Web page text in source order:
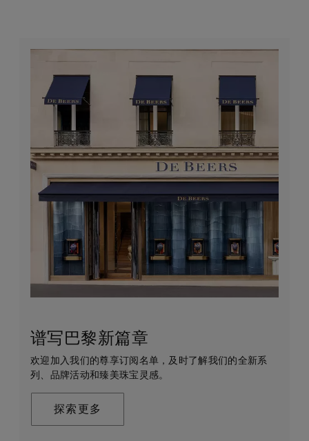
谱写巴黎新篇章
欢迎加入我们的尊享订阅名单，及时了解我们的全新系
列、品牌活动和臻美珠宝灵感。
探索更多
守护永恒
戴比尔斯珠宝在全球珠宝领域独树一帜，因为我们是唯
一与钻石原产地建立直接联系的奢华珠宝品牌。
探索更多
客户服务
无论您是线上浏览还是到访我们的精品店，我们都期待
为您提供定制化的购物体验。您可通过预约获得专家的
了解更多
戴比尔斯的世界
De Beers 成立于伦敦，灵感来自非洲的自然，是奢华
钻石珠宝的巅峰。我们的创意和工艺将钻石转化为永恒
探索更多